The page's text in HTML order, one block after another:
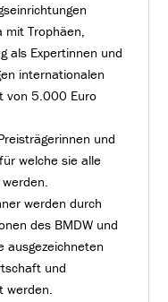
mit Trophäen,
als Expertinnen und
internationalen
von 5.000 Euro
und
welche sie alle
werden durch
des BMDW und
ausgezeichneten
und
werden.